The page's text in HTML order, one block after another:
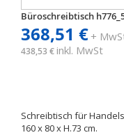
Büroschreibtisch
368,51 €+
438,53 € inkl. MwSt
Schreibtisch für
160 x 80 x H.73 cm.